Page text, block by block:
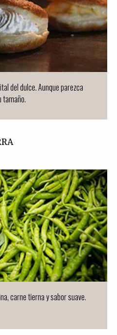
del dulce. Aunque parezca
tamaño.
carne tierna y sabor suave.